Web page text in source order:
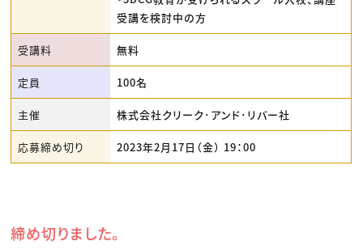
受講を検討中の方
受講料 無料
定員 100名
主催 株式会社クリーク･アンド･リバー社
応募締め切り 2023年2月17日（金） 19：00
締め切りました。